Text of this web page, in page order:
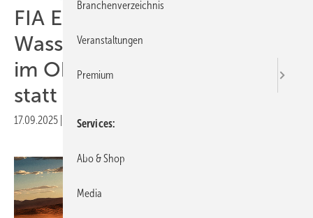
FIA Extreme H: Erstes
Wasserstoff-Rennen findet
im Oktober in Saudi Arabien
statt
17.09.2025 Druckvorschau
Branchenverzeichnis
Veranstaltungen
Premium
Services
Abo & Shop
Media